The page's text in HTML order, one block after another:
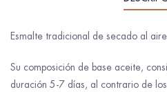
Esmalte tradicional de secado al
Su composición de base aceite,
duración 5-7 días, al contrario de